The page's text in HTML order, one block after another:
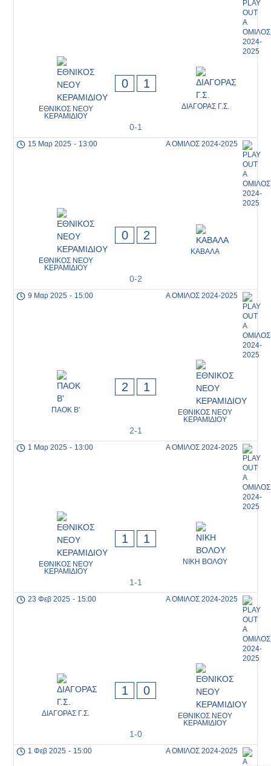
ΕΘΝΙΚΟΣ ΝΕΟΥ
ΚΕΡΑΜΙΔΙΟΥ
0 1
ΔΙΑΓΟΡΑΣ Γ.Σ.
0-1
Α ΟΜΙΛΟΣ 2024-2025
15 Μαρ 2025 - 13:00
ΕΘΝΙΚΟΣ ΝΕΟΥ
ΚΕΡΑΜΙΔΙΟΥ
0 2
ΚΑΒΑΛΑ
0-2
Α ΟΜΙΛΟΣ 2024-2025
9 Μαρ 2025 - 15:00
ΠΑΟΚ Β'
2 1
ΕΘΝΙΚΟΣ ΝΕΟΥ
ΚΕΡΑΜΙΔΙΟΥ
2-1
Α ΟΜΙΛΟΣ 2024-2025
1 Μαρ 2025 - 13:00
ΕΘΝΙΚΟΣ ΝΕΟΥ
ΚΕΡΑΜΙΔΙΟΥ
1 1
ΝΙΚΗ ΒΟΛΟΥ
1-1
Α ΟΜΙΛΟΣ 2024-2025
23 Φεβ 2025 - 15:00
ΔΙΑΓΟΡΑΣ Γ.Σ.
1 0
ΕΘΝΙΚΟΣ ΝΕΟΥ
ΚΕΡΑΜΙΔΙΟΥ
1-0
Α ΟΜΙΛΟΣ 2024-2025
1 Φεβ 2025 - 15:00